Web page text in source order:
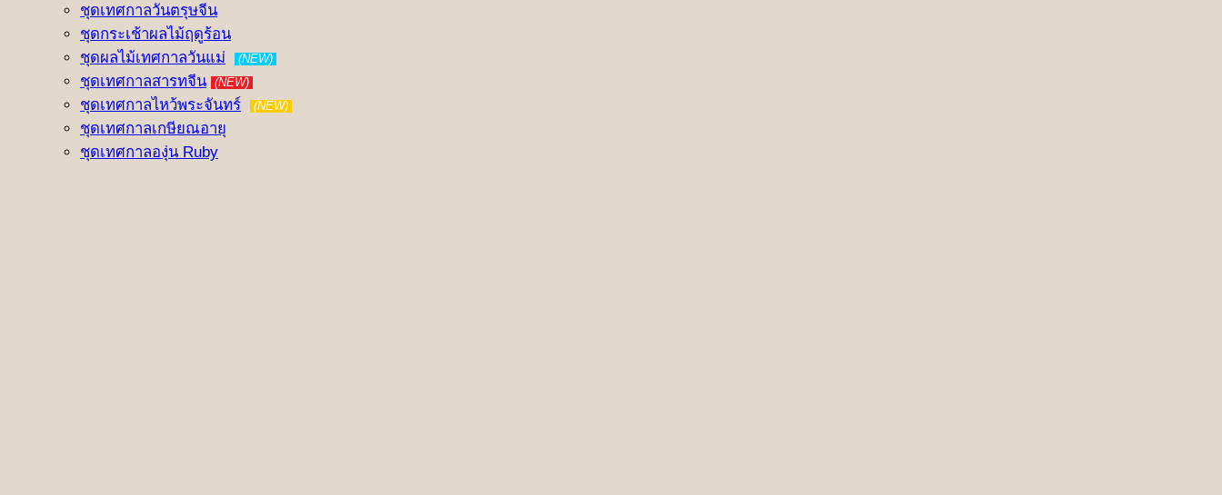
ชุดเทศกาลวันตรุษจีน
ชุดกระเช้าผลไม้ฤดูร้อน
ชุดผลไม้เทศกาลวันแม่
(NEW)
ชุดเทศกาลสารทจีน (NEW)
ชุดเทศกาลไหว้พระจันทร์ (NEW)
ชุดเทศกาลเกษียณอายุ
ชุดเทศกาลองุ่น Ruby